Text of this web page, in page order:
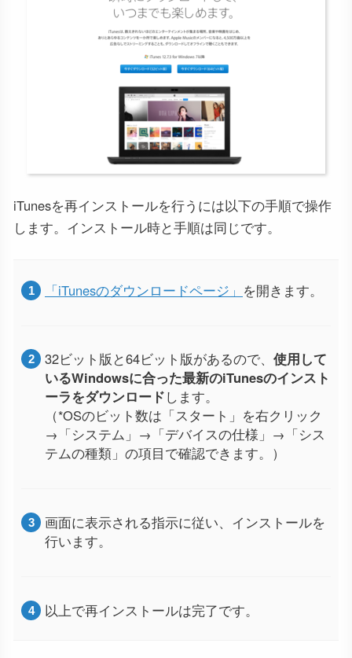
iTunesを再インストールを行うには以下の手順で操作
します。インストール時と手順は同じです。
「iTunesのダウンロードページ」 を開きます。
32ビット版と64ビット版があるので、 使用して
いるWindowsに合った最新のiTunesのインスト
ーラをダウンロードします。
（*OSのビット数は「スタート」を右クリック
→「システム」→「デバイスの仕様」→「シス
テムの種類」の項目で確認できます。）
画面に表示される指示に従い、インストールを
行います。
以上で再インストールは完了です。